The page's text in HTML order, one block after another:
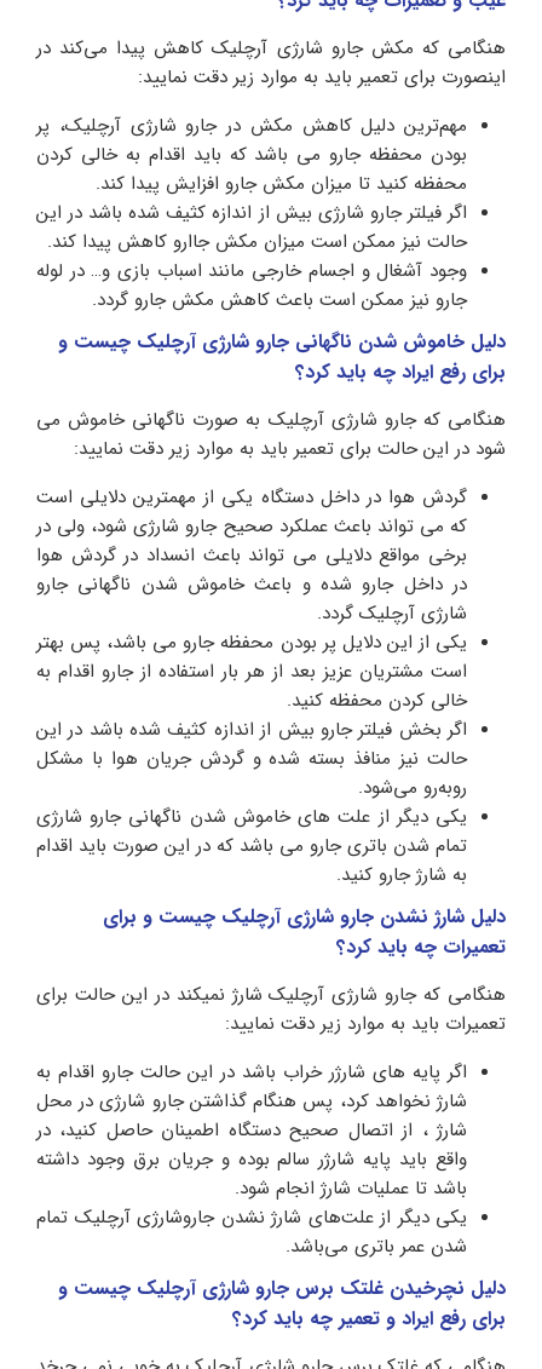
هنگامی که مکش جارو شارژی آرچلیک کاهش پیدا می‌کند در
اینصورت برای تعمیر باید به موارد زیر دقت نمایید:
مهم‌ترین دلیل کاهش مکش در جارو شارژی آرچلیک، پر
بودن محفظه جارو می باشد که باید اقدام به خالی کردن
محفظه کنید تا میزان مکش جارو افزایش پیدا کند.
اگر فیلتر جارو شارژی بیش از اندازه کثیف شده باشد در این
حالت نیز ممکن است میزان مکش جاارو کاهش پیدا کند.
وجود آشغال و اجسام خارجی مانند اسباب بازی و… در لوله
جارو نیز ممکن است باعث کاهش مکش جارو گردد.
دلیل خاموش شدن ناگهانی جارو شارژی آرچلیک چیست و
برای رفع ایراد چه باید کرد؟
هنگامی که جارو شارژی آرچلیک به صورت ناگهانی خاموش می
شود در این حالت برای تعمیر باید به موارد زیر دقت نمایید:
گردش هوا در داخل دستگاه یکی از مهمترین دلایلی است
که می تواند باعث عملکرد صحیح جارو شارژی شود، ولی در
برخی مواقع دلایلی می تواند باعث انسداد در گردش هوا
در داخل جارو شده و باعث خاموش شدن ناگهانی جارو
شارژی آرچلیک گردد.
یکی از این دلایل پر بودن محفظه جارو می باشد، پس بهتر
است مشتریان عزیز بعد از هر بار استفاده از جارو اقدام به
خالی کردن محفظه کنید.
اگر بخش فیلتر جارو بیش از اندازه کثیف شده باشد در این
حالت نیز منافذ بسته شده و گردش جریان هوا با مشکل
روبه‌رو می‌شود.
یکی دیگر از علت های خاموش شدن ناگهانی جارو شارژی
تمام شدن باتری جارو می باشد که در این صورت باید اقدام
به شارژ جارو کنید.
دلیل شارژ نشدن جارو شارژی آرچلیک چیست و برای
تعمیرات چه باید کرد؟
هنگامی که جارو شارژی آرچلیک شارژ نمیکند در این حالت برای
تعمیرات باید به موارد زیر دقت نمایید:
اگر پایه های شارژر خراب باشد در این حالت جارو اقدام به
شارژ نخواهد کرد، پس هنگام گذاشتن جارو شارژی در محل
شارژ ، از اتصال صحیح دستگاه اطمینان حاصل کنید، در
واقع باید پایه شارژر سالم بوده و جریان برق وجود داشته
باشد تا عملیات شارژ انجام شود.
یکی دیگر از علت‌های شارژ نشدن جاروشارژی آرچلیک تمام
شدن عمر باتری می‌باشد.
دلیل نچرخیدن غلتک برس جارو شارژی آرچلیک چیست و
برای رفع ایراد و تعمیر چه باید کرد؟